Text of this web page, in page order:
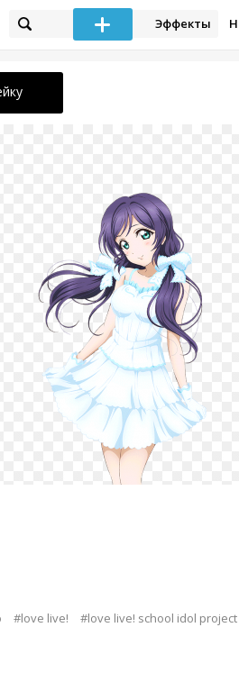
Эффекты
#love live! #love live! school idol project